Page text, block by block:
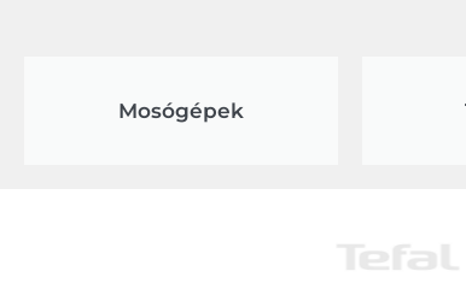
Mosógépek